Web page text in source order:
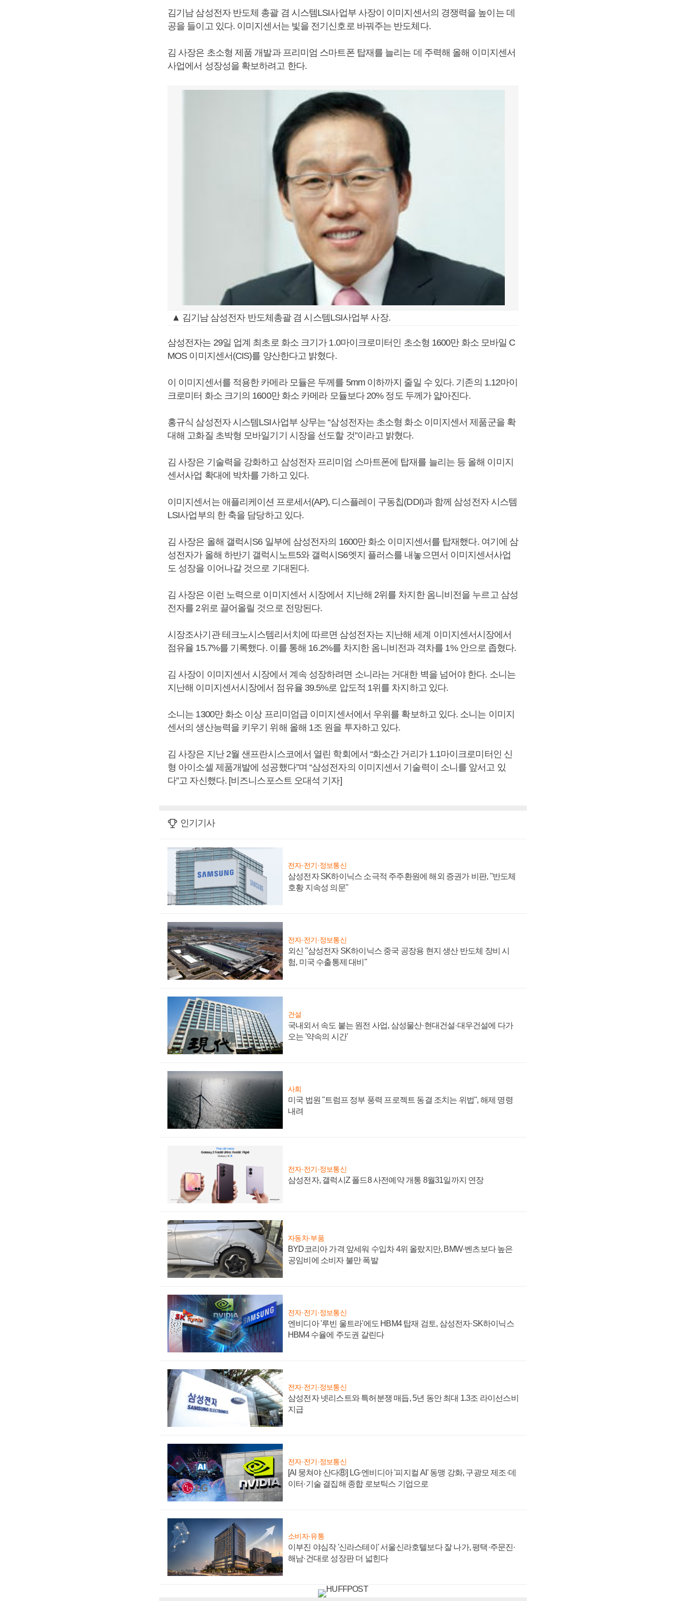
김기남 삼성전자 반도체 총괄 겸 시스템LSI사업부 사장이 이미지센서의 경쟁력을 높이는 데
공을 들이고 있다. 이미지센서는 빛을 전기신호로 바꿔주는 반도체다.
김 사장은 초소형 제품 개발과 프리미엄 스마트폰 탑재를 늘리는 데 주력해 올해 이미지센서
사업에서 성장성을 확보하려고 한다.
▲ 김기남 삼성전자 반도체총괄 겸 시스템LSI사업부 사장.
삼성전자는 29일 업계 최초로 화소 크기가 1.0마이크로미터인 초소형 1600만 화소 모바일 C
MOS 이미지센서(CIS)를 양산한다고 밝혔다.
이 이미지센서를 적용한 카메라 모듈은 두께를 5mm 이하까지 줄일 수 있다. 기존의 1.12마이
크로미터 화소 크기의 1600만 화소 카메라 모듈보다 20% 정도 두께가 얇아진다.
홍규식 삼성전자 시스템LSI사업부 상무는 “삼성전자는 초소형 화소 이미지센서 제품군을 확
대해 고화질 초박형 모바일기기 시장을 선도할 것”이라고 밝혔다.
김 사장은 기술력을 강화하고 삼성전자 프리미엄 스마트폰에 탑재를 늘리는 등 올해 이미지
센서사업 확대에 박차를 가하고 있다.
이미지센서는 애플리케이션 프로세서(AP), 디스플레이 구동칩(DDI)과 함께 삼성전자 시스템
LSI사업부의 한 축을 담당하고 있다.
김 사장은 올해 갤럭시S6 일부에 삼성전자의 1600만 화소 이미지센서를 탑재했다. 여기에 삼
성전자가 올해 하반기 갤럭시노트5와 갤럭시S6엣지 플러스를 내놓으면서 이미지센서사업
도 성장을 이어나갈 것으로 기대된다.
김 사장은 이런 노력으로 이미지센서 시장에서 지난해 2위를 차지한 옴니비전을 누르고 삼성
전자를 2위로 끌어올릴 것으로 전망된다.
시장조사기관 테크노시스템리서치에 따르면 삼성전자는 지난해 세계 이미지센서시장에서
점유율 15.7%를 기록했다. 이를 통해 16.2%를 차지한 옴니비전과 격차를 1% 안으로 좁혔다.
김 사장이 이미지센서 시장에서 계속 성장하려면 소니라는 거대한 벽을 넘어야 한다. 소니는
지난해 이미지센서시장에서 점유율 39.5%로 압도적 1위를 차지하고 있다.
소니는 1300만 화소 이상 프리미엄급 이미지센서에서 우위를 확보하고 있다. 소니는 이미지
센서의 생산능력을 키우기 위해 올해 1조 원을 투자하고 있다.
김 사장은 지난 2월 샌프란시스코에서 열린 학회에서 “화소간 거리가 1.1마이크로미터인 신
형 아이소셀 제품개발에 성공했다”며 “삼성전자의 이미지센서 기술력이 소니를 앞서고 있
다”고 자신했다. [비즈니스포스트 오대석 기자]
인기기사
전자·전기·정보통신
삼성전자 SK하이닉스 소극적 주주환원에 해외 증권가 비판, "반도체
호황 지속성 의문"
전자·전기·정보통신
외신 "삼성전자 SK하이닉스 중국 공장용 현지 생산 반도체 장비 시
험, 미국 수출통제 대비"
건설
국내외서 속도 붙는 원전 사업, 삼성물산·현대건설·대우건설에 다가
오는 '약속의 시간'
사회
미국 법원 "트럼프 정부 풍력 프로젝트 동결 조치는 위법", 해제 명령
내려
전자·전기·정보통신
삼성전자, 갤럭시Z 폴드8 사전예약 개통 8월31일까지 연장
자동차·부품
BYD코리아 가격 앞세워 수입차 4위 올랐지만, BMW·벤츠보다 높은
공임비에 소비자 불만 폭발
전자·전기·정보통신
엔비디아 '루빈 울트라'에도 HBM4 탑재 검토, 삼성전자·SK하이닉스
HBM4 수율에 주도권 갈린다
전자·전기·정보통신
삼성전자 넷리스트와 특허분쟁 매듭, 5년 동안 최대 1.3조 라이선스비
지급
전자·전기·정보통신
[AI 뭉쳐야 산다⑧] LG·엔비디아 '피지컬 AI' 동맹 강화, 구광모 제조·데
이터·기술 결집해 종합 로보틱스 기업으로
소비자·유통
이부진 야심작 '신라스테이' 서울신라호텔보다 잘 나가, 평택·주문진·
해남·건대로 성장판 더 넓힌다